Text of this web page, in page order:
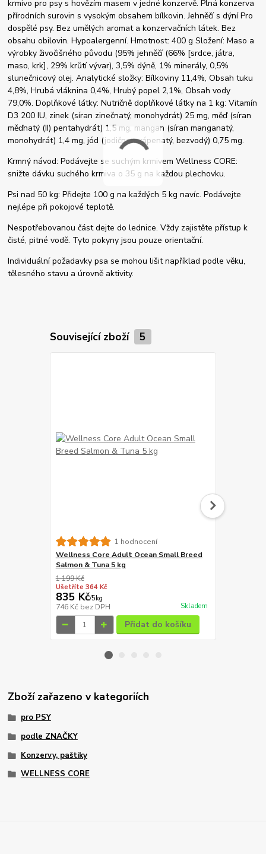
krmivo pro psy s hovězím masem v jedné konzervě. Plná konzerva
přírodních surovin s vysokým obsahem bílkovin. Jehněčí s dýní Pro
dospělé psy. Bez umělých aromat a konzervačních látek. Bez
obsahu obilovin. Hypoalergenní. Hmotnost: 400 g Složení: Maso a
výrobky živočišného původu (95% jehněčí (66% [srdce, játra,
maso, krk], 29% krůtí vývar), 3,5% dýně, 1% minerály, 0,5%
slunečnicový olej. Analytické složky: Bílkoviny 11,4%, Obsah tuku
4,8%, Hrubá vláknina 0,4%, Hrubý popel 2,1%, Obsah vody
79,0%. Doplňkové látky: Nutričně doplňkové látky na 1 kg: Vitamín
D3 200 IU, zinek (síran zinečnatý, monohydrát) 25 mg, měď (síran
měďnatý (II) pentahydrát) 1,5 mg, mangan (síran manganatý,
monohydrát) 1,4 mg, jód (jodičnan vápenatý, bezvodý) 0,75 mg.
Krmný návod: Podávejte se suchým krmivem Wellness CORE:
snižte dávku suchého krmiva o 35 g na každou plechovku.
Psi nad 50 kg: Přidejte 100 g na každých 5 kg navíc. Podávejte
nejlépe při pokojové teplotě.
Nespotřebovanou část dejte do lednice. Vždy zajistěte přístup k
čisté, pitné vodě. Tyto pokyny jsou pouze orientační.
Individuální požadavky psa se mohou lišit například podle věku,
tělesného stavu a úrovně aktivity.
Související zboží 5
1 hodnocení
Wellness Core Adult Ocean Small Breed
Salmon & Tuna 5 kg
1 199 Kč
Ušetříte 364 Kč
835 Kč/5kg
746 Kč bez DPH Skladem
Přidat do košíku
Zboží zařazeno v kategoriích
pro PSY
podle ZNAČKY
Konzervy, paštiky
WELLNESS CORE